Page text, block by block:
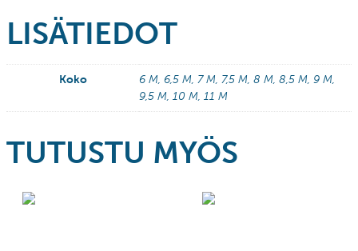
LISÄTIEDOT
Koko
6 M, 6,5 M, 7 M, 7,5 M, 8 M, 8,5 M, 9 M,
9,5 M, 10 M, 11 M
TUTUSTU MYÖS